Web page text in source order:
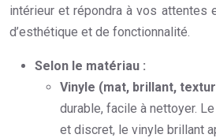
intérieur et répondra à vos attentes
d’esthétique et de fonctionnalité.
Selon le matériau :
Vinyle (mat, brillant,
durable, facile à nettoyer.
et discret, le vinyle brillant